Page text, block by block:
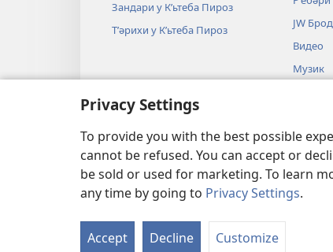
Privacy Settings
To provide you with the best possible
cannot be refused. You can accept or
be sold or used for marketing. To learn
any time by going to Privacy Settings.
Accept Decline Customize
Зандари у Кʹьтеба Пироз
Тʹәрихи у Кʹьтеба Пироз
JW
Видео
Музик
Copyright© 2026 Watch Tower Bible